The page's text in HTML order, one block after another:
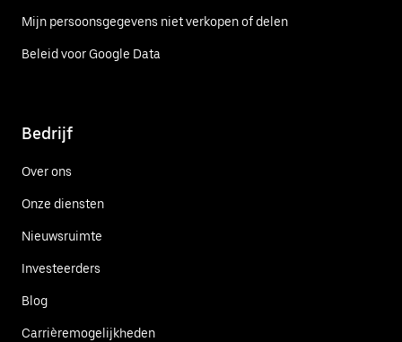
Mijn persoonsgegevens niet verkopen of delen
Beleid voor Google Data
Bedrijf
Over ons
Onze diensten
Nieuwsruimte
Investeerders
Blog
Carrièremogelijkheden